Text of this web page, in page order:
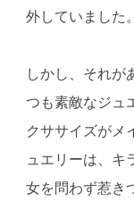
外していました。
しかし、それが
つも素敵なジュ
クササイズがメ
ュエリーは、キ
女を問わず惹き